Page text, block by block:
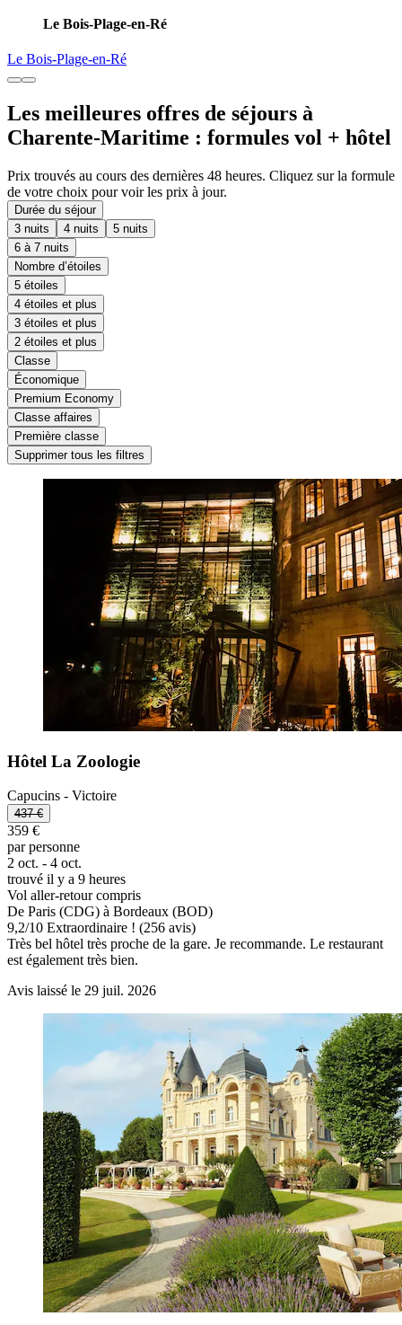
Le Bois-Plage-en-Ré
Le Bois-Plage-en-Ré
Les meilleures offres de séjours à
Charente-Maritime : formules vol + hôtel
Prix trouvés au cours des dernières 48 heures. Cliquez sur la formule
de votre choix pour voir les prix à jour.
Durée du séjour
3 nuits
4 nuits
5 nuits
6 à 7 nuits
Nombre d’étoiles
5 étoiles
4 étoiles et plus
3 étoiles et plus
2 étoiles et plus
Classe
Économique
Premium Economy
Classe affaires
Première classe
Supprimer tous les filtres
Hôtel La Zoologie
Capucins - Victoire
437 €
359 €
par personne
2 oct. - 4 oct.
trouvé il y a 9 heures
Vol aller-retour compris
De Paris (CDG) à Bordeaux (BOD)
9,2/10 Extraordinaire ! (256 avis)
Très bel hôtel très proche de la gare. Je recommande. Le restaurant
est également très bien.
Avis laissé le 29 juil. 2026